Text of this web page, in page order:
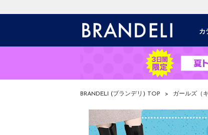
カ
BRANDELI (ブランデリ) TOP > ガールズ（